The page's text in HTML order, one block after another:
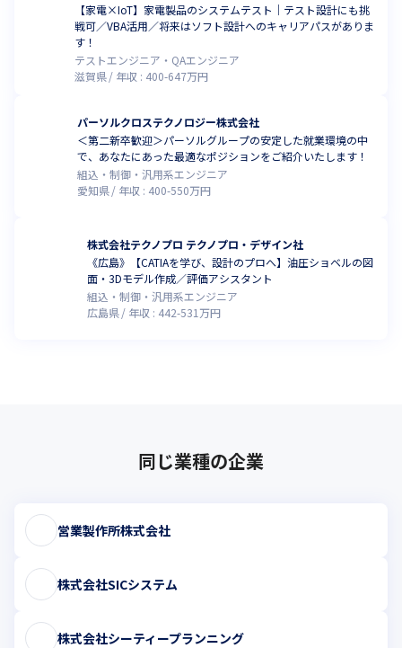
【家電×IoT】家電製品のシステムテスト｜テスト設計にも挑
戦可／VBA活用／将来はソフト設計へのキャリアパスがありま
す！
テストエンジニア・QAエンジニア
滋賀県
年収 : 400-647万円
パーソルクロステクノロジー株式会社
＜第二新卒歓迎＞パーソルグループの安定した就業環境の中
で、あなたにあった最適なポジションをご紹介いたします！
組込・制御・汎用系エンジニア
愛知県
年収 : 400-550万円
株式会社テクノプロ テクノプロ・デザイン社
《広島》【CATIAを学び、設計のプロへ】油圧ショベルの図
面・3Dモデル作成／評価アシスタント
組込・制御・汎用系エンジニア
広島県
年収 : 442-531 万円
同じ業種の企業
営業製作所株式会社
株式会社SICシステム
株式会社シーティープランニング